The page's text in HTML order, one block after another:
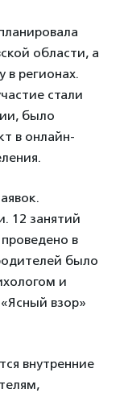
области, а
в регионах.
стали
было
в онлайн-
12 занятий
в
было
и
взор»
внутренние